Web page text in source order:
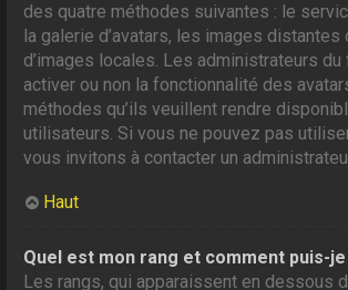
des quatre méthodes suivantes : le
la galerie d’avatars, les images
d’images locales. Les administrateurs
activer ou non la fonctionnalité des
méthodes qu’ils veuillent rendre
utilisateurs. Si vous ne pouvez pas
vous invitons à contacter un
Haut
Quel est mon rang et comment puis-
Les rangs, qui apparaissent en dessous